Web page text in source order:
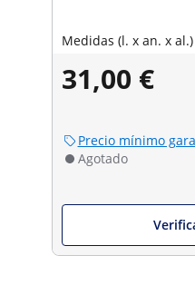
Medidas (l. x an. x al.)
31,00 €
Precio mínimo
Agotado